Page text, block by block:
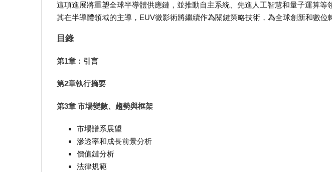
這項進展將重塑全球半導體供應鏈，並推動自主系統、先進人工智慧和量子運算等
其在半導體領域的主導，EUV微影術將繼續作為關鍵策略技術，為全球創新和數位
目錄
第1章：引言
第2章執行摘要
第3章 市場變數、趨勢與框架
市場譜系展望
滲透率和成長前景分析
價值鏈分析
法律規範